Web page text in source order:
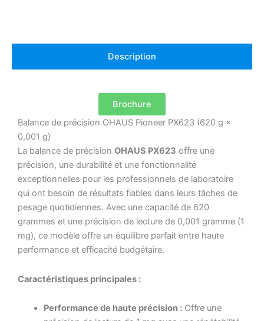
Description
Brochure
Balance de précision OHAUS Pioneer PX623 (620 g ×
0,001 g)
La balance de précision OHAUS PX623 offre une
précision, une durabilité et une fonctionnalité
exceptionnelles pour les professionnels de laboratoire
qui ont besoin de résultats fiables dans leurs tâches de
pesage quotidiennes. Avec une capacité de 620
grammes et une précision de lecture de 0,001 gramme (1
mg), ce modèle offre un équilibre parfait entre haute
performance et efficacité budgétaire.
Caractéristiques principales :
Performance de haute précision :Offre une